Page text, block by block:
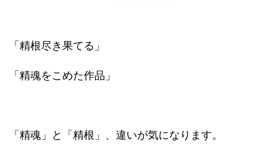
「精根尽き果てる」
「精魂をこめた作品」
「精魂」と「精根」、違いが気になります。